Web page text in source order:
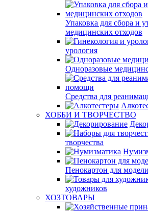
Упаковка для сбора и
медицинских отходов
урология
Одноразовые
Средства для
ХОББИ И ТВОРЧЕСТВО
творчества
Пенокартон для
художников
ХОЗТОВАРЫ